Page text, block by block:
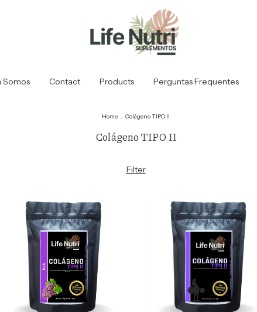
Somos Contact Products Perguntas Frequentes
Home . Colágeno TIPO II
Colágeno TIPO II
Filter